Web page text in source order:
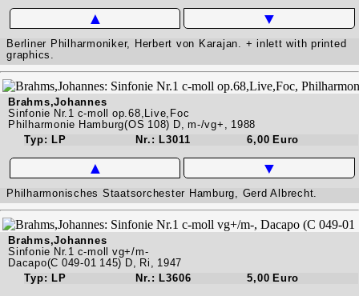
▲ ▼
Berliner Philharmoniker, Herbert von Karajan. + inlett with printed
graphics.
Brahms,Johannes
Sinfonie Nr.1 c-moll op.68,Live,Foc
Philharmonie Hamburg(OS 108) D, m-/vg+, 1988
Typ: LP
Nr.: L3011 6,00 Euro
▲ ▼
Philharmonisches Staatsorchester Hamburg, Gerd Albrecht.
Brahms,Johannes
Sinfonie Nr.1 c-moll vg+/m-
Dacapo(C 049-01 145) D, Ri, 1947
Typ: LP
Nr.: L3606 5,00 Euro